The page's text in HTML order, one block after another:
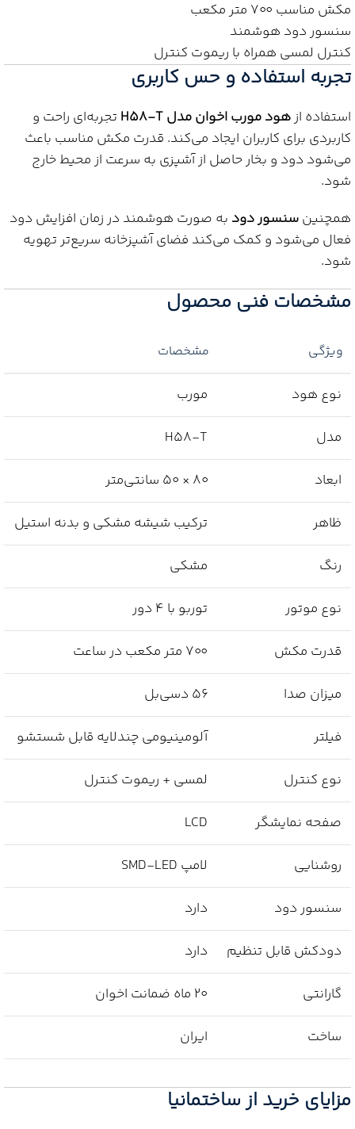
مکش مناسب ۷۰۰ متر مکعب
سنسور دود هوشمند
کنترل لمسی همراه با ریموت کنترل
تجربه استفاده و حس کاربری
استفاده ازهود مورب اخوان مدل H58-T
تجربه‌ای راحت و
کاربردی برای کاربران ایجاد می‌کند. قدرت مکش مناسب باعث
می‌شود دود و بخار حاصل از آشپزی به سرعت از محیط خارج
شود.
همچنینسنسور دود به صورت هوشمند در زمان افزایش دود
فعال می‌شود و کمک می‌کند فضای آشپزخانه سریع‌تر تهویه
شود.
مشخصات فنی محصول
ویژگی مشخصات
نوع هود مورب
مدل H58-T
ابعاد ۸۰ × ۵۰ سانتی‌متر
ظاهر ترکیب شیشه مشکی و بدنه استیل
رنگ مشکی
نوع موتور توربو با ۴ دور
قدرت مکش ۷۰۰ متر مکعب در ساعت
میزان صدا ۵۶ دسی‌بل
فیلتر آلومینیومی چندلایه قابل شستشو
نوع کنترل لمسی + ریموت کنترل
صفحه نمایشگر LCD
روشنایی لامپ SMD‑LED
سنسور دود دارد
دودکش قابل تنظیم دارد
گارانتی ۲۰ ماه ضمانت اخوان
ساخت ایران
مزایای خرید از ساختمانیا